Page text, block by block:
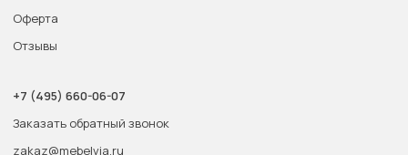
Оферта
Отзывы
+7 (495) 660-06-07
Заказать обратный звонок
zakaz@mebelvia.ru